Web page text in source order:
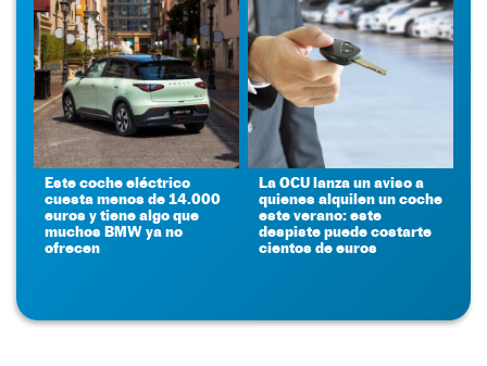
Este coche eléctrico
cuesta menos de 14.000
euros y tiene algo que
muchos BMW ya no
ofrecen
La OCU lanza un aviso a
quienes alquilen un coche
este verano: este
despiste puede costarte
cientos de euros